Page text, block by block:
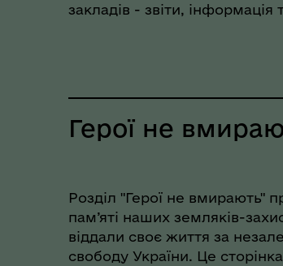
Пункти незламності та
закладів - звіти, інформація
Герої не
Розділ "Герої не вмирають"
пам’яті наших земляків-
віддали своє життя за
свободу України. Це